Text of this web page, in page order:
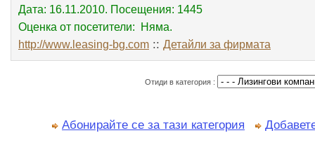
Дата: 16.11.2010. Посещения: 1445
Оценка от посетители: Няма.
http://www.leasing-bg.com :: Детайли за фирмата
Отиди в категория :
Абонирайте се за тази категория